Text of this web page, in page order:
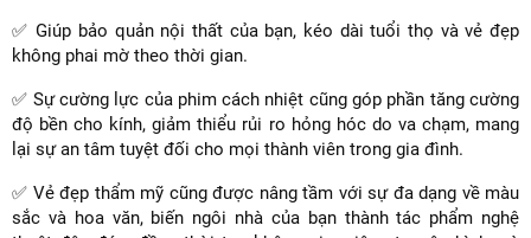
✅ Giúp bảo quản nội thất của bạn, kéo dài tuổi thọ và vẻ đẹp
không phai mờ theo thời gian.
✅ Sự cường lực của phim cách nhiệt cũng góp phần tăng cường
độ bền cho kính, giảm thiểu rủi ro hỏng hóc do va chạm, mang
lại sự an tâm tuyệt đối cho mọi thành viên trong gia đình.
✅ Vẻ đẹp thẩm mỹ cũng được nâng tầm với sự đa dạng về màu
sắc và hoa văn, biến ngôi nhà của bạn thành tác phẩm nghệ